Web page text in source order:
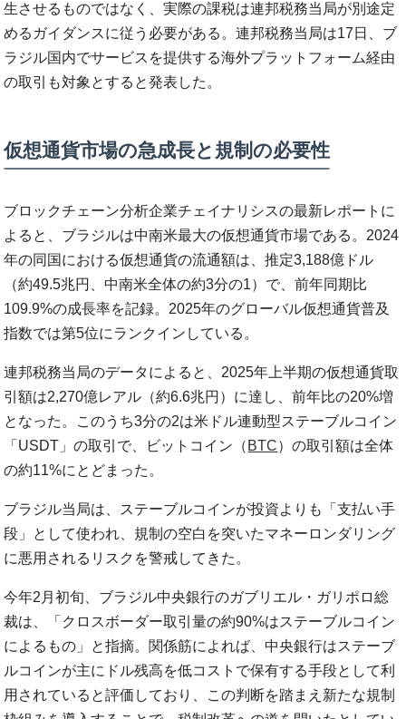
生させるものではなく、実際の課税は連邦税務当局が別途定
めるガイダンスに従う必要がある。連邦税務当局は17日、ブ
ラジル国内でサービスを提供する海外プラットフォーム経由
の取引も対象とすると発表した。
仮想通貨市場の急成長と規制の必要性
ブロックチェーン分析企業チェイナリシスの最新レポートに
よると、ブラジルは中南米最大の仮想通貨市場である。2024
年の同国における仮想通貨の流通額は、推定3,188億ドル
（約49.5兆円、中南米全体の約3分の1）で、前年同期比
109.9%の成長率を記録。2025年のグローバル仮想通貨普及
指数では第5位にランクインしている。
連邦税務当局のデータによると、2025年上半期の仮想通貨取
引額は2,270億レアル（約6.6兆円）に達し、前年比の20%増
となった。このうち3分の2は米ドル連動型ステーブルコイン
「USDT」の取引で、ビットコイン（ BTC）の取引額は全体
の約11%にとどまった。
ブラジル当局は、ステーブルコインが投資よりも「支払い手
段」として使われ、規制の空白を突いたマネーロンダリング
に悪用されるリスクを警戒してきた。
今年2月初旬、ブラジル中央銀行のガブリエル・ガリポロ総
裁は、「クロスボーダー取引量の約90%はステーブルコイン
によるもの」と指摘。関係筋によれば、中央銀行はステーブ
ルコインが主にドル残高を低コストで保有する手段として利
用されていると評価しており、この判断を踏まえ新たな規制